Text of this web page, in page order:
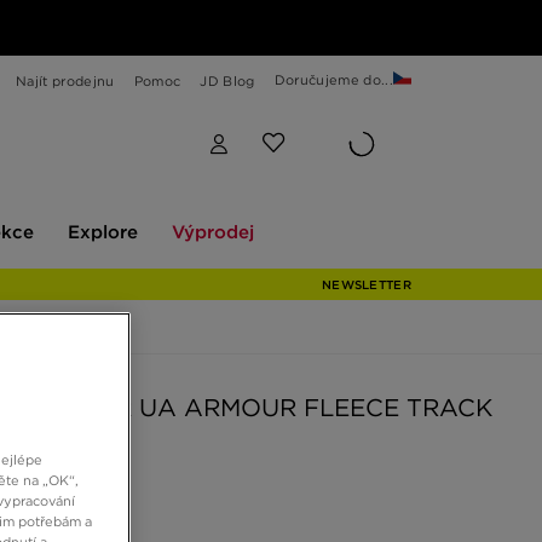
Najít prodejnu Pomoc JD Blog Doručujeme do...
Explore Výprodej
NEWSLETTER
ARMOUR UA ARMOUR FLEECE TRACK
na „OK“,
potřebám a